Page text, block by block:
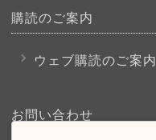
購読のご案内
ウェブ購読のご案内
お問い合わせ